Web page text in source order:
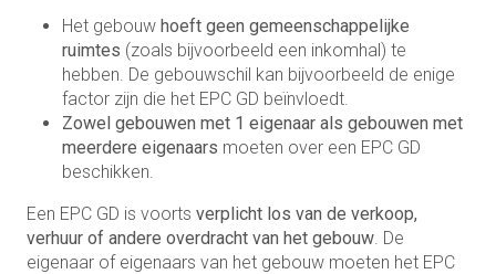
Het gebouw hoeft geen gemeenschappelijke
ruimtes (zoals bijvoorbeeld een inkomhal) te
hebben. De gebouwschil kan bijvoorbeeld de enige
factor zijn die het EPC GD beïnvloedt.
Zowel gebouwen met 1 eigenaar als gebouwen met
meerdere eigenaars moeten over een EPC GD
beschikken.
Een EPC GD is voorts verplicht los van de verkoop,
verhuur of andere overdracht van het gebouw . De
eigenaar of eigenaars van het gebouw moeten het EPC